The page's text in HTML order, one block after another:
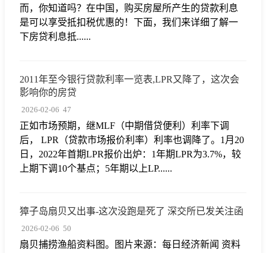
而，你知道吗？在中国，购买房屋所产生的贷款利息
是可以享受抵扣税优惠的！下面，我们来详细了解一
下房贷利息抵......
2011年至今银行贷款利率一览表,LPR又降了，这次会
影响你的房贷
2026-02-06 47
正如市场预期，继MLF（中期借贷便利）利率下调
后， LPR（贷款市场报价利率）利率也调降了。1月20
日，2022年首期LPR报价出炉：1年期LPR为3.7%，较
上期下调10个基点；5年期以上LP......
獐子岛扇贝又出事-这次没跑是死了 深交所已发关注函
2026-02-06 50
扇贝捕捞渔船资料图。图片来源：每日经济新闻 资料